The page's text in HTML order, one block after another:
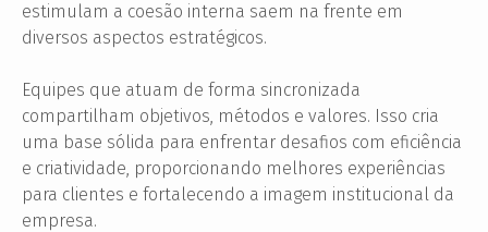
estimulam a coesão interna saem na frente em
diversos aspectos estratégicos.
Equipes que atuam de forma sincronizada
compartilham objetivos, métodos e valores. Isso cria
uma base sólida para enfrentar desafios com eficiência
e criatividade, proporcionando melhores experiências
para clientes e fortalecendo a imagem institucional da
empresa.